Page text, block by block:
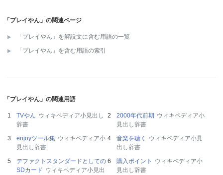
「プレイやん」の関連ページ
「プレイやん」を解説文に含む用語の一覧
「プレイやん」を含む用語の索引
「プレイやん」の関連用語
TVやん ウィキペディア小見出し
辞書
2000年代前期 ウィキペディア小
見出し辞書
enjoyツール集 ウィキペディア小
見出し辞書
音楽を聴く
ウィキペディア小見
出し辞書
デファクトスタンダードとしての
SDカード ウィキペディア小見出
購入ポイント
ウィキペディア小
見出し辞書